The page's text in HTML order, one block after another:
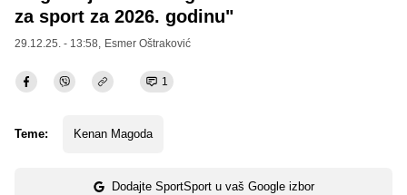
za sport za 2026. godinu"
29.12.25. - 13:58, Esmer Oštraković
1
Teme: Kenan Magoda
Dodajte SportSport u vaš Google izbor